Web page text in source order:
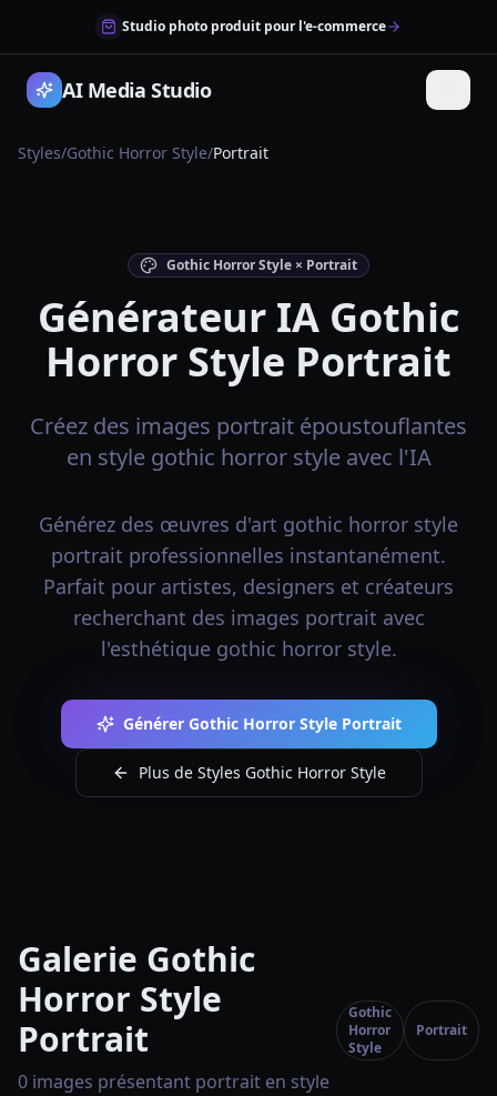
Studio photo produit pour l'e-commerce
AI Media Studio
Styles/Gothic Horror Style/Portrait
Gothic Horror Style × Portrait
Générateur IA Gothic
Horror Style Portrait
Créez des images portrait époustouflantes
en style gothic horror style avec l'IA
Générez des œuvres d'art gothic horror style
portrait professionnelles instantanément.
Parfait pour artistes, designers et créateurs
recherchant des images portrait avec
l'esthétique gothic horror style.
Générer Gothic Horror Style Portrait
Plus de Styles Gothic Horror Style
Galerie Gothic
Horror Style
Portrait
0 images présentant portrait en style
Gothic
Horror
Style
Portrait